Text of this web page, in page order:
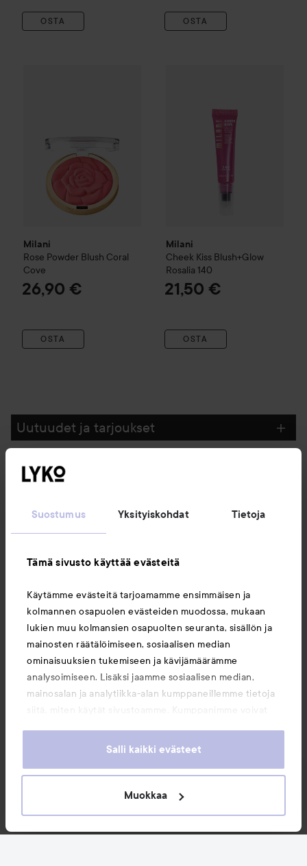
Suostumus Yksityiskohdat Tietoja
Tämä sivusto käyttää evästeitä
Käytämme evästeitä tarjoamamme ensimmäisen ja
kolmannen osapuolen evästeiden muodossa, mukaan
lukien muu kolmansien osapuolten seuranta, sisällön ja
mainosten räätälöimiseen, sosiaalisen median
ominaisuuksien tukemiseen ja kävijämäärämme
analysoimiseen. Lisäksi jaamme sosiaalisen median,
mainosalan ja analytiikka-alan kumppaneillemme tietoja
heille tai joita on kerätty, kun olet käyttänyt heidän
evästeiden käytön.
Salli kaikki evästeet
Muokkaa
OSTA OSTA
Milani
Rose Powder Blush Coral
Cove
26,90 €
OSTA
Milani
Cheek Kiss Blush+Glow
Rosalia 140
21,50 €
OSTA
Uutuudet ja tarjoukset
Seuraa meitä
Asiakaspalvelu
Tietoja
Saattaisit myös tykätä
Copyright 2026